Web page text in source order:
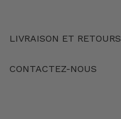
LIVRAISON ET RETOURS
CONTACTEZ-NOUS